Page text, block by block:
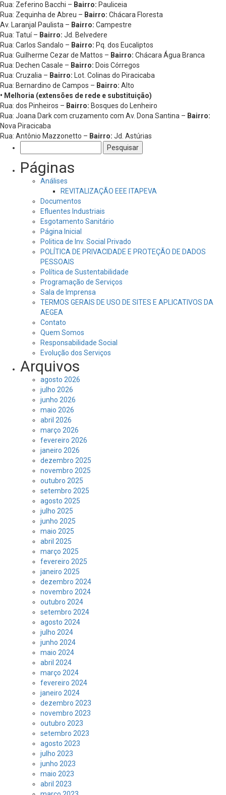
Rua: Zeferino Bacchi – Bairro: Pauliceia
Rua: Zequinha de Abreu – Bairro: Chácara Floresta
Av. Laranjal Paulista – Bairro: Campestre
Rua: Tatuí – Bairro: Jd. Belvedere
Rua: Carlos Sandalo – Bairro: Pq. dos Eucaliptos
Rua: Guilherme Cezar de Mattos – Bairro: Chácara Água Branca
Rua: Dechen Casale – Bairro: Dois Córregos
Rua: Cruzalia – Bairro: Lot. Colinas do Piracicaba
Rua: Bernardino de Campos – Bairro: Alto
• Melhoria (extensões de rede e substituição)
Rua: dos Pinheiros – Bairro: Bosques do Lenheiro
Rua: Joana Dark com cruzamento com Av. Dona Santina – Bairro:
Nova Piracicaba
Rua: Antônio Mazzonetto – Bairro: Jd. Astúrias
por:
Páginas
Análises
REVITALIZAÇÃO EEE ITAPEVA
Documentos
Efluentes Industriais
Esgotamento Sanitário
Página Inicial
Politica de Inv. Social Privado
POLÍTICA DE PRIVACIDADE E PROTEÇÃO DE DADOS
PESSOAIS
Política de Sustentabilidade
Programação de Serviços
Sala de Imprensa
TERMOS GERAIS DE USO DE SITES E APLICATIVOS DA
AEGEA
Contato
Quem Somos
Responsabilidade Social
Evolução dos Serviços
Arquivos
agosto 2026
julho 2026
junho 2026
maio 2026
abril 2026
março 2026
fevereiro 2026
janeiro 2026
dezembro 2025
novembro 2025
outubro 2025
setembro 2025
agosto 2025
julho 2025
junho 2025
maio 2025
abril 2025
março 2025
fevereiro 2025
janeiro 2025
dezembro 2024
novembro 2024
outubro 2024
setembro 2024
agosto 2024
julho 2024
junho 2024
maio 2024
abril 2024
março 2024
fevereiro 2024
janeiro 2024
dezembro 2023
novembro 2023
outubro 2023
setembro 2023
agosto 2023
julho 2023
junho 2023
maio 2023
abril 2023